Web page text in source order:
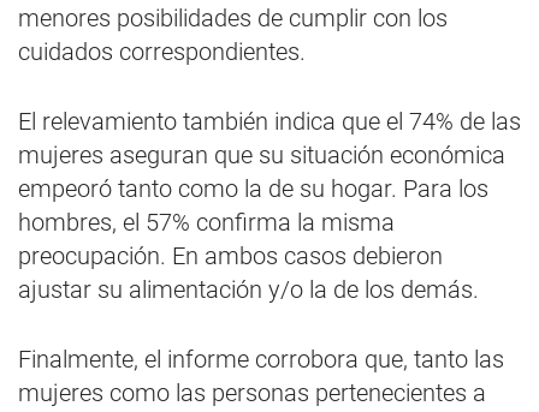
menores posibilidades de cumplir con los
cuidados correspondientes.
El relevamiento también indica que el 74% de las
mujeres aseguran que su situación económica
empeoró tanto como la de su hogar. Para los
hombres, el 57% confirma la misma
preocupación. En ambos casos debieron
ajustar su alimentación y/o la de los demás.
Finalmente, el informe corrobora que, tanto las
mujeres como las personas pertenecientes a